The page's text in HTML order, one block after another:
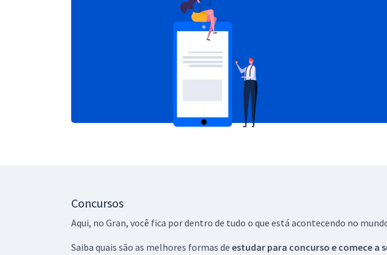
Concursos
Aqui, no Gran, você fica por dentro de tudo o que está acontecendo no
Saiba quais são as melhores formas de estudar para concurso e comece a